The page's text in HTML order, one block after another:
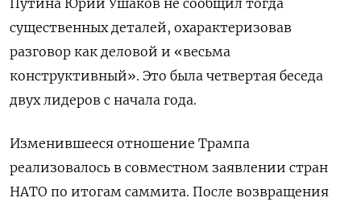
существенных деталей, охарактеризовав
разговор как деловой и «весьма
конструктивный». Это была четвертая беседа
двух лидеров с начала года.
Изменившееся отношение Трампа
реализовалось в совместном заявлении стран
НАТО по итогам саммита. После возвращения